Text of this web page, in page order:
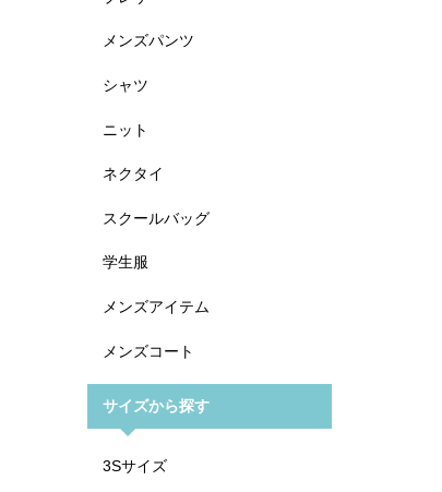
メンズパンツ
シャツ
ニット
ネクタイ
スクールバッグ
学生服
メンズアイテム
メンズコート
サイズから探す
3Sサイズ